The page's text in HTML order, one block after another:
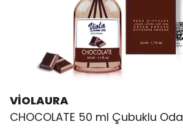
VİOLAURA
CHOCOLATE 50 ml Çubuklu